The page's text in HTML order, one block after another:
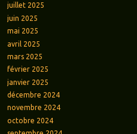
juillet 2025
juin 2025
mai 2025
avril 2025
mars 2025
février 2025
janvier 2025
décembre 2024
novembre 2024
octobre 2024